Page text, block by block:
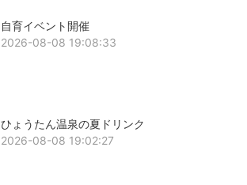
自育イベント開催
2026-08-08 19:08:33
ひょうたん温泉の夏ドリンク
2026-08-08 19:02:27